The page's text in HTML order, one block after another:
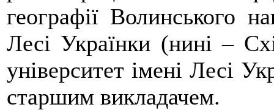
географії Волинського
Лесі Українки (нині –
університет імені Лесі
старшим викладачем.